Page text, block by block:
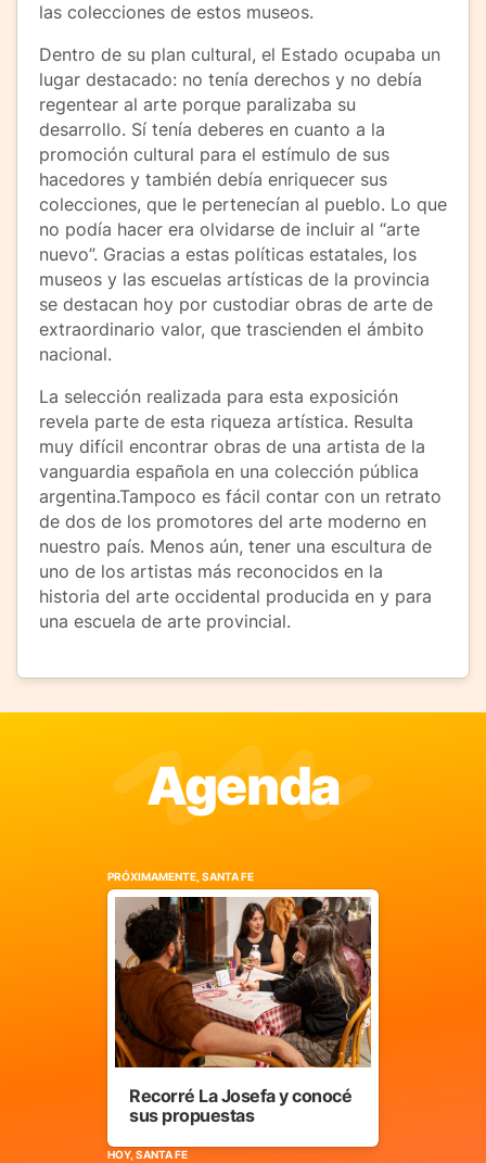
las colecciones de estos museos.
Dentro de su plan cultural, el Estado ocupaba un
lugar destacado: no tenía derechos y no debía
regentear al arte porque paralizaba su
desarrollo. Sí tenía deberes en cuanto a la
promoción cultural para el estímulo de sus
hacedores y también debía enriquecer sus
colecciones, que le pertenecían al pueblo. Lo que
no podía hacer era olvidarse de incluir al “arte
nuevo”. Gracias a estas políticas estatales, los
museos y las escuelas artísticas de la provincia
se destacan hoy por custodiar obras de arte de
extraordinario valor, que trascienden el ámbito
nacional.
La selección realizada para esta exposición
revela parte de esta riqueza artística. Resulta
muy difícil encontrar obras de una artista de la
vanguardia española en una colección pública
argentina.Tampoco es fácil contar con un retrato
de dos de los promotores del arte moderno en
nuestro país. Menos aún, tener una escultura de
uno de los artistas más reconocidos en la
historia del arte occidental producida en y para
una escuela de arte provincial.
Agenda
PRÓXIMAMENTE, SANTA FE
Recorré La Josefa y conocé
sus propuestas
HOY, SANTA FE